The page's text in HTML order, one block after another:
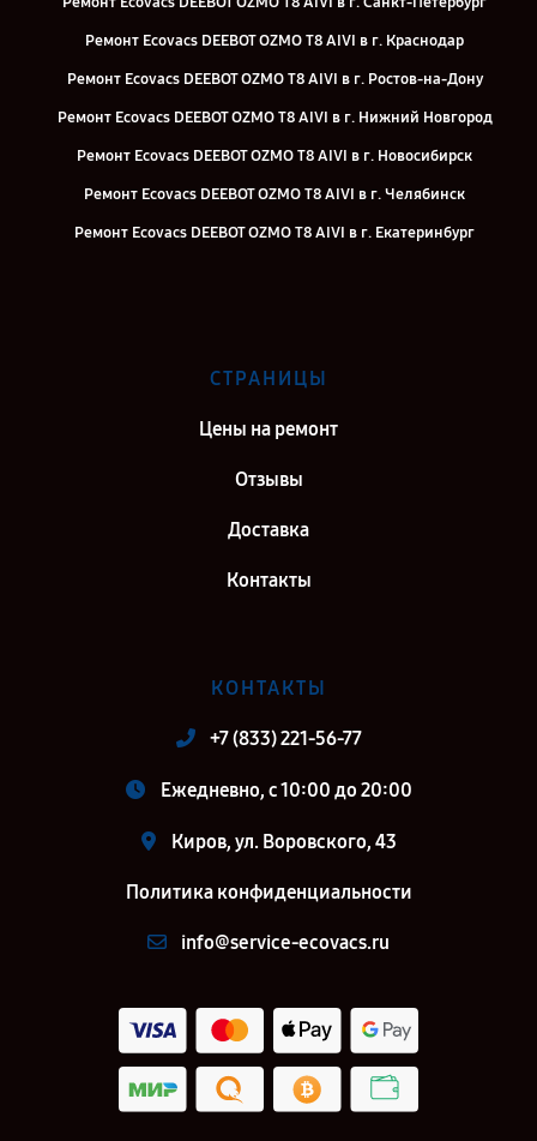
Ремонт Ecovacs DEEBOT OZMO T8 AIVI в г. Краснодар
Ремонт Ecovacs DEEBOT OZMO T8 AIVI в г. Ростов-на-Дону
Ремонт Ecovacs DEEBOT OZMO T8 AIVI в г. Нижний Новгород
Ремонт Ecovacs DEEBOT OZMO T8 AIVI в г. Новосибирск
Ремонт Ecovacs DEEBOT OZMO T8 AIVI в г. Челябинск
Ремонт Ecovacs DEEBOT OZMO T8 AIVI в г. Екатеринбург
Ремонт Ecovacs DEEBOT OZMO T8 AIVI в г. Самара
СТРАНИЦЫ
Цены на ремонт
Отзывы
Доставка
Контакты
КОНТАКТЫ
+7 (833) 221-56-77
Ежедневно, с 10:00 до 20:00
Киров, ул. Воровского, 43
Политика конфиденциальности
info@service-ecovacs.ru